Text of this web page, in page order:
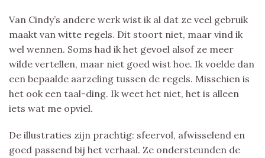
Van Cindy’s andere werk wist ik al dat ze veel gebruik
maakt van witte regels. Dit stoort niet, maar vind ik
wel wennen. Soms had ik het gevoel alsof ze meer
wilde vertellen, maar niet goed wist hoe. Ik voelde dan
een bepaalde aarzeling tussen de regels. Misschien is
het ook een taal-ding. Ik weet het niet, het is alleen
iets wat me opviel.
De illustraties zijn prachtig: sfeervol, afwisselend en
goed passend bij het verhaal. Ze ondersteunden de